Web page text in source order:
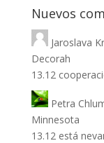
Nuevos
Jaroslava
Decorah
13.12
Petra
Minnesota
13.12 está